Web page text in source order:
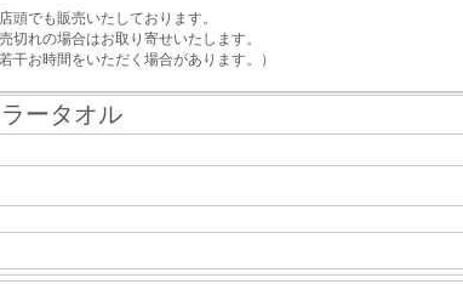
店頭でも販売いたしております。
切れの場合はお取り寄せいたします。
若干お時間をいただく場合があります。）
ータオル